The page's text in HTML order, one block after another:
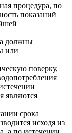
процедура, по
показаний
должны
или
поверку,
являются
срока
исходя из